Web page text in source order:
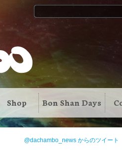
Shop Bon Shan Days
@dachambo_news からのツイート